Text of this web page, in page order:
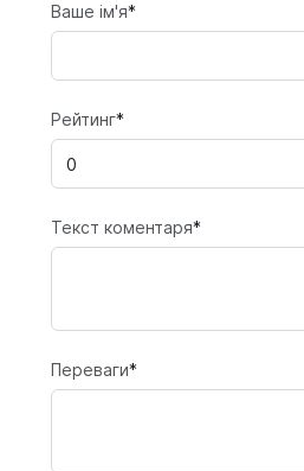
Ваше ім'я*
Рейтинг*
Текст коментаря*
Переваги*